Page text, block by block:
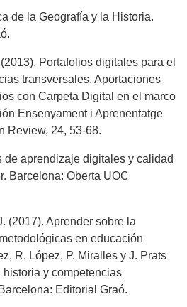
de la Geografía y la Historia.
Portafolios digitales para el
transversales. Aportaciones
con Carpeta Digital en el marco
Ensenyament i Aprenentatge
Review, 24, 53-68.
de aprendizaje digitales y calidad
Barcelona: Oberta UOC
(2017). Aprender sobre la
en educación
R. López, P. Miralles y J. Prats
y competencias
Editorial Graó.